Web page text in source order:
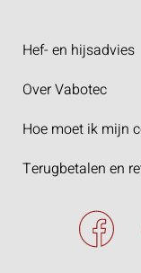
Hef- en hijsadvies
Over Vabotec
Hoe moet ik mijn
Terugbetalen en